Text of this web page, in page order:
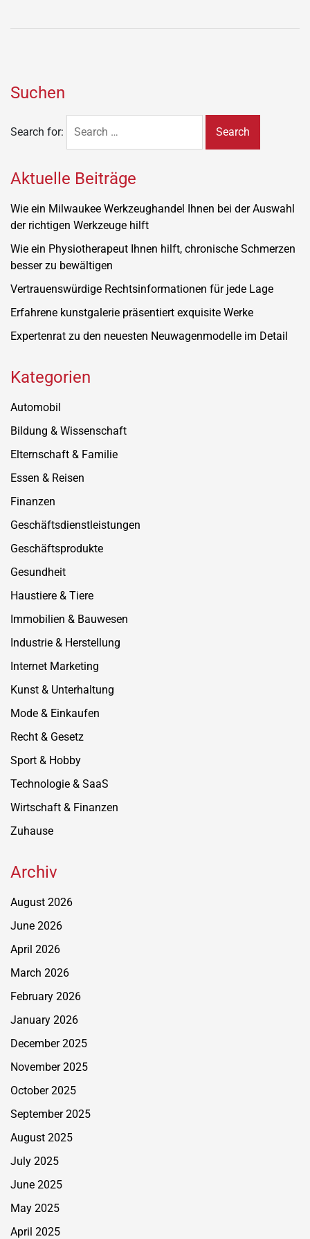
Suchen
Search for:
Aktuelle Beiträge
Wie ein Milwaukee Werkzeughandel Ihnen bei der Auswahl
der richtigen Werkzeuge hilft
Wie ein Physiotherapeut Ihnen hilft, chronische Schmerzen
besser zu bewältigen
Vertrauenswürdige Rechtsinformationen für jede Lage
Erfahrene kunstgalerie präsentiert exquisite Werke
Expertenrat zu den neuesten Neuwagenmodelle im Detail
Kategorien
Automobil
Bildung & Wissenschaft
Elternschaft & Familie
Essen & Reisen
Finanzen
Geschäftsdienstleistungen
Geschäftsprodukte
Gesundheit
Haustiere & Tiere
Immobilien & Bauwesen
Industrie & Herstellung
Internet Marketing
Kunst & Unterhaltung
Mode & Einkaufen
Recht & Gesetz
Sport & Hobby
Technologie & SaaS
Wirtschaft & Finanzen
Zuhause
Archiv
August 2026
June 2026
April 2026
March 2026
February 2026
January 2026
December 2025
November 2025
October 2025
September 2025
August 2025
July 2025
June 2025
May 2025
April 2025